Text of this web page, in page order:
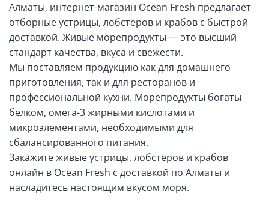
Алматы, интернет-магазин Ocean Fresh предлагает
отборные устрицы, лобстеров и крабов с быстрой
доставкой. Живые морепродукты — это высший
стандарт качества, вкуса и свежести.
Мы поставляем продукцию как для домашнего
приготовления, так и для ресторанов и
профессиональной кухни. Морепродукты богаты
белком, омега-3 жирными кислотами и
микроэлементами, необходимыми для
сбалансированного питания.
Закажите живые устрицы, лобстеров и крабов
онлайн в Ocean Fresh с доставкой по Алматы и
насладитесь настоящим вкусом моря.